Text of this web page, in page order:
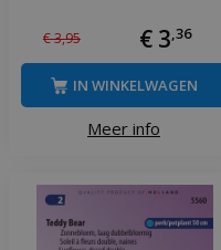
€3,95 € 3,36
Meer info
IN WINKELWAGEN